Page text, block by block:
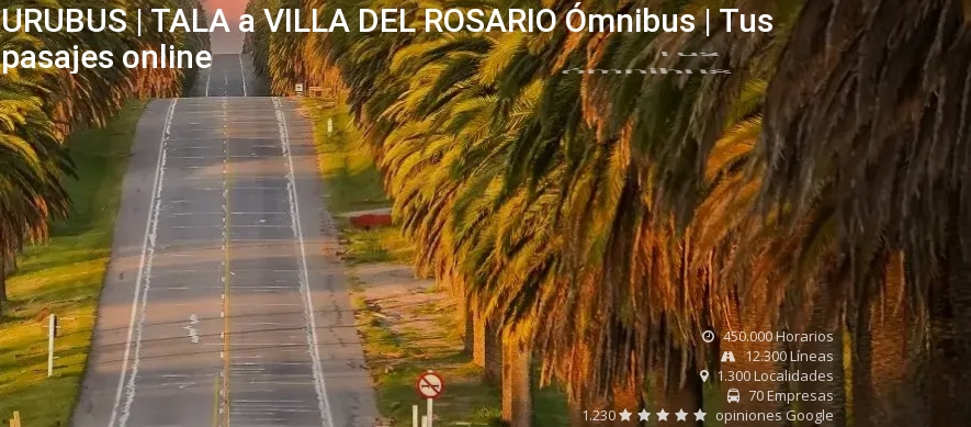
URUBUS | TALA a VILLA DEL ROSARIO Ómnibus | Tus
pasajes online
online
Tus
ómnibus
450.000 Horarios
12.300 Líneas
1.300 Localidades
70 Empresas
1.230
opiniones Google